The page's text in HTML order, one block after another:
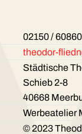
02150 / 60860
theodor-
Städtische
Schieb 2-8
40668
Werbeatelier
© 2023